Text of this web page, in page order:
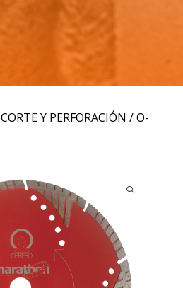
CORTE Y PERFORACIÓN / O-